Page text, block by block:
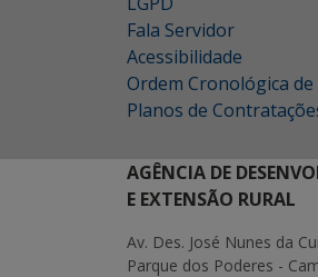
Fala Servidor
Acessibilidade
Ordem Cronológica
Planos de
AGÊNCIA DE
E EXTENSÃO RURAL
Av. Des. José Nunes da
Parque dos Poderes -